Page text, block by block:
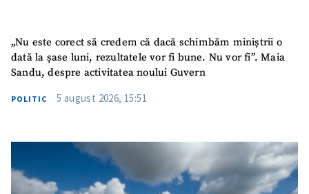
„Nu este corect să credem că dacă schimbăm miniștrii o
dată la șase luni, rezultatele vor fi bune. Nu vor fi”. Maia
Sandu, despre activitatea noului Guvern
POLITIC 5 august 2026, 15:51